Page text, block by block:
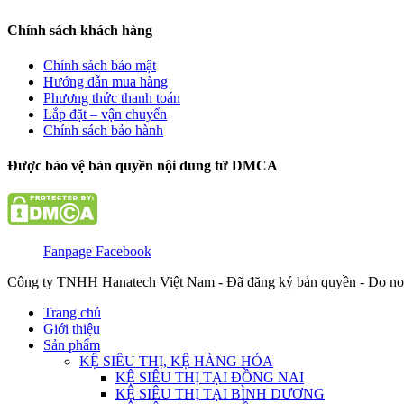
Chính sách khách hàng
Chính sách bảo mật
Hướng dẫn mua hàng
Phương thức thanh toán
Lắp đặt – vận chuyển
Chính sách bảo hành
Được bảo vệ bản quyền nội dung từ DMCA
Fanpage Facebook
Công ty TNHH Hanatech Việt Nam - Đã đăng ký bản quyền - Do
Trang chủ
Giới thiệu
Sản phẩm
KỆ SIÊU THỊ, KỆ HÀNG HÓA
KỆ SIÊU THỊ TẠI ĐỒNG NAI
KỆ SIÊU THỊ TẠI BÌNH DƯƠNG